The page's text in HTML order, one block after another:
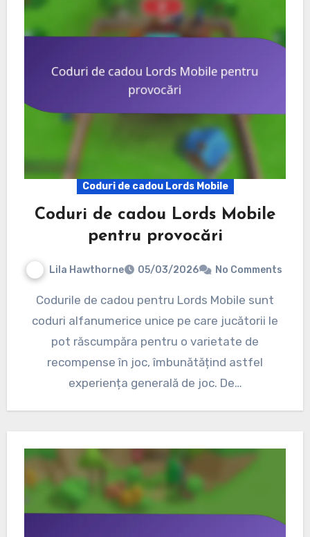
Coduri de cadou Lords Mobile
Coduri de cadou Lords Mobile
pentru provocări
Lila Hawthorne 05/03/2026 No Comments
Codurile de cadou pentru Lords Mobile sunt
coduri alfanumerice unice pe care jucătorii le
pot răscumpăra pentru o varietate de
recompense în joc, îmbunătățind astfel
experiența generală de joc. De…